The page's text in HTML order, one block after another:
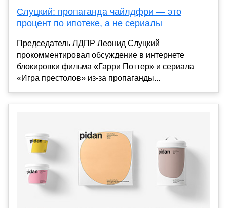
Слуцкий: пропаганда чайлдфри — это
процент по ипотеке, а не сериалы
Председатель ЛДПР Леонид Слуцкий
прокомментировал обсуждение в интернете
блокировки фильма «Гарри Поттер» и сериала
«Игра престолов» из-за пропаганды...